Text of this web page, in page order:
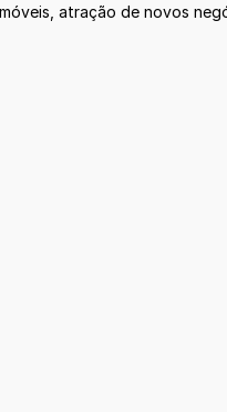
atração de novos